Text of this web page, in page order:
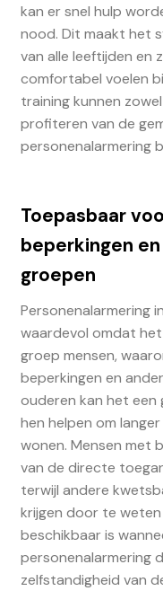
kan er snel hulp
nood. Dit maakt het
van alle leeftijden en
comfortabel voelen
training kunnen
profiteren van de
personenalarmering
Toepasbaar
beperkingen
groepen
Personenalarmering
waardevol omdat
groep mensen,
beperkingen en
ouderen kan het een
hen helpen om
wonen. Mensen met
van de directe
terwijl andere
krijgen door te
beschikbaar is
personenalarmering
zelfstandigheid van